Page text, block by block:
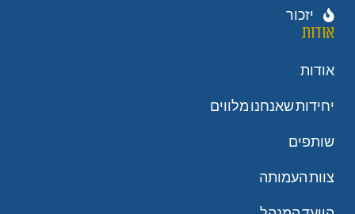
יזכור
אודות
אודות
יחידות שאנחנו מלווים
שותפים
צוות העמותה